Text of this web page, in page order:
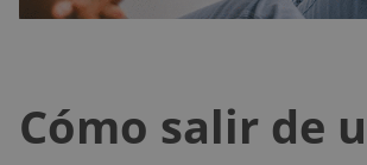
Cómo salir de